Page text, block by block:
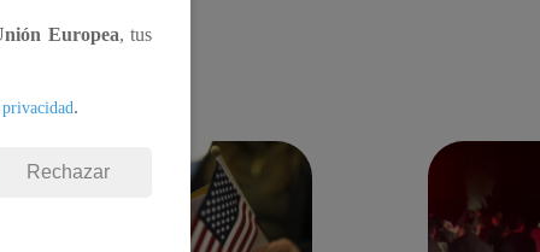
Europea, tus
.
Rechazar